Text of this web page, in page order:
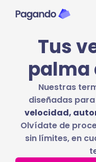
Tus
palma
Nuestras
diseñadas
velocidad,
Olvídate de
sin límites, en